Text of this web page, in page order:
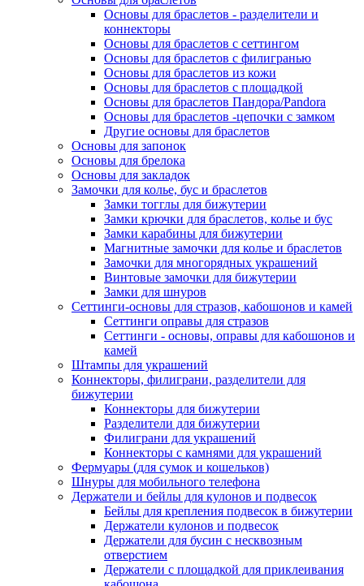
Основы для браслетов - разделители и
коннекторы
Основы для браслетов с сеттингом
Основы для браслетов с филигранью
Основы для браслетов из кожи
Основы для браслетов с площадкой
Основы для браслетов Пандора/Pandora
Основы для браслетов -цепочки с замком
Другие основы для браслетов
Основы для запонок
Основы для брелока
Основы для закладок
Замочки для колье, бус и браслетов
Замки тогглы для бижутерии
Замки крючки для браслетов, колье и бус
Замки карабины для бижутерии
Магнитные замочки для колье и браслетов
Замочки для многорядных украшений
Винтовые замочки для бижутерии
Замки для шнуров
Сеттинги-основы для стразов, кабошонов и камей
Сеттинги оправы для стразов
Сеттинги - основы, оправы для кабошонов и
камей
Штампы для украшений
Коннекторы, филиграни, разделители для
бижутерии
Коннекторы для бижутерии
Разделители для бижутерии
Филиграни для украшений
Коннекторы с камнями для украшений
Фермуары (для сумок и кошельков)
Шнуры для мобильного телефона
Держатели и бейлы для кулонов и подвесок
Бейлы для крепления подвесок в бижутерии
Держатели кулонов и подвесок
Держатели для бусин с несквозным
отверстием
Держатели с площадкой для приклеивания